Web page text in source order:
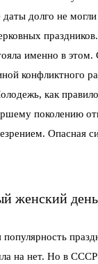
даты долго не
именно в
конфликтного
как
поколению
Опасная
женский
на нет. Но в